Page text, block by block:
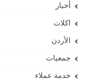
أخبار
اكلات
الأردن
جمعيات
خدمة عملاء